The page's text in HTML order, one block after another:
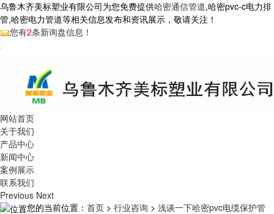
乌鲁木齐美标塑业有限公司为您免费提供哈密通信管道,哈密pvc-c电力排
管,哈密电力管道等相关信息发布和资讯展示，敬请关注！
您有2条新询盘信息！
网站首页
关于我们
产品中心
新闻中心
案例展示
联系我们
Previous Next
您的当前位置： 首页 > 行业咨询 > 浅谈一下哈密pvc电缆保护管